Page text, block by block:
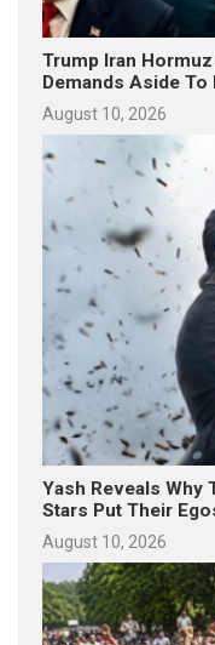
Trump Iran
Demands Aside To
August 10, 2026
Yash Reveals Why
Stars Put Their
August 10, 2026